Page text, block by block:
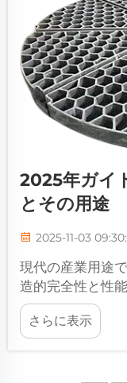
2025年ガイ
とその用途
2025-11-03
現代の産業用途
造的完全性と性
ます。耐熱鋼は
まで、さまざま
ションとなって
さらに表示